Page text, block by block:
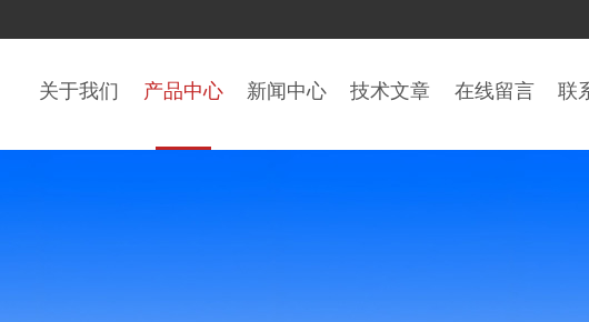
关于我们 产品中心 新闻中心 技术文章 在线留言 联